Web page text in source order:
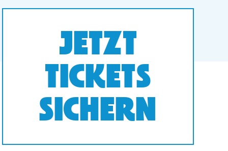
JETZT
TICKETS
SICHERN